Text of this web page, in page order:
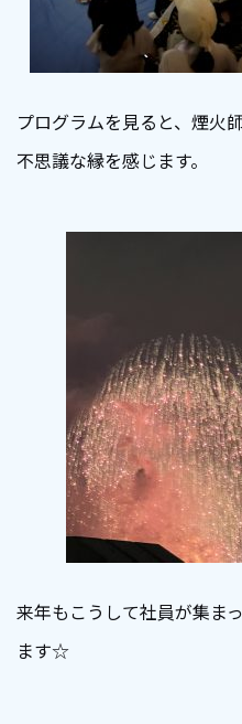
プログラムを見ると、煙火
不思議な縁を感じます。
来年もこうして社員が集ま
ます☆